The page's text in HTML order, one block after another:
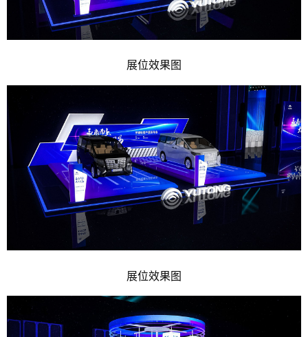
展位效果图
展位效果图